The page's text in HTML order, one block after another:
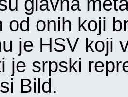
od onih koji
je HSV koji
je srpski
Bild.